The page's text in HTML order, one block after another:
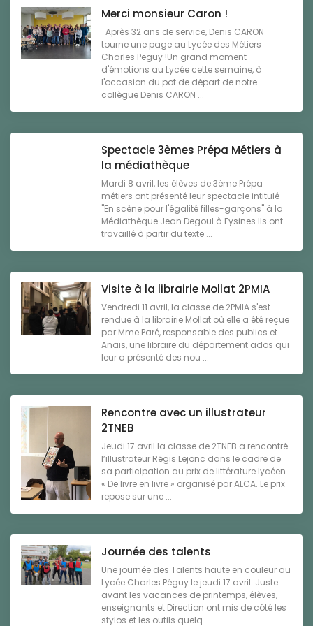
Merci monsieur Caron !
Après 32 ans de service, Denis CARON
tourne une page au Lycée des Métiers
Charles Peguy !Un grand moment
d'émotions au Lycée cette semaine, à
l'occasion du pot de départ de notre
collègue Denis CARON ...
Spectacle 3èmes Prépa Métiers à
la médiathèque
Mardi 8 avril, les élèves de 3ème Prépa
métiers ont présenté leur spectacle intitulé
"En scène pour l'égalité filles-garçons" à la
Médiathèque Jean Degoul à Eysines.Ils ont
travaillé à partir du texte ...
Visite à la librairie Mollat 2PMIA
Vendredi 11 avril, la classe de 2PMIA s'est
rendue à la librairie Mollat où elle a été reçue
par Mme Paré, responsable des publics et
Anaïs, une libraire du département ados qui
leur a présenté des nou ...
Rencontre avec un illustrateur
2TNEB
Jeudi 17 avril la classe de 2TNEB a rencontré
l’illustrateur Régis Lejonc dans le cadre de
sa participation au prix de littérature lycéen
« De livre en livre » organisé par ALCA. Le prix
repose sur une ...
Journée des talents
Une journée des Talents haute en couleur au
Lycée Charles Péguy le jeudi 17 avril: Juste
avant les vacances de printemps, élèves,
enseignants et Direction ont mis de côté les
stylos et les outils quelq ...